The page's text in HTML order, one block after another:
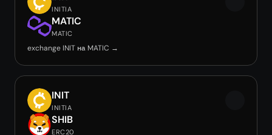
INITIA
MATIC
MATIC
exchange INIT на MATIC →
INIT
INITIA
SHIB
ERC20